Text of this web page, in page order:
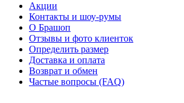
Акции
Контакты и шоу-румы
О Брашоп
Отзывы и фото клиенток
Определить размер
Доставка и оплата
Возврат и обмен
Частые вопросы (FAQ)